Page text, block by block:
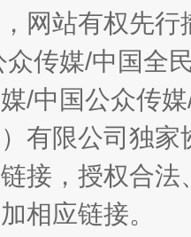
生
网站有权先
传媒/中国全
/中国公众传
有限公司独
接，授权合
相应链接。